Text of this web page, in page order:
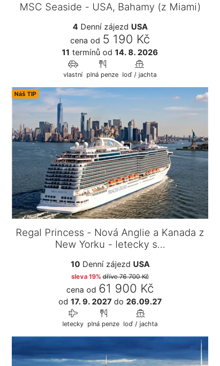
MSC Seaside - USA, Bahamy (z Miami)
4Denní zájezd USA
cena od 5 190 Kč
11 termínů od 14. 8. 2026
vlastní plná penze loď / jachta
Náš TIP
Regal Princess - Nová Anglie a Kanada z
New Yorku - letecky s…
10Denní zájezd USA
sleva 19% dříve76 700 Kč
cena od 61 900 Kč
od 17. 9. 2027 do 26.09.27
letecky plná penze loď / jachta